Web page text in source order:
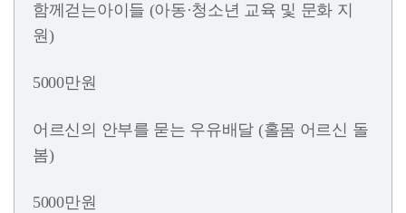
함께걷는아이들 (아동·청소년 교육 및 문화 지
원)
5000만원
어르신의 안부를 묻는 우유배달 (홀몸 어르신 돌
봄)
5000만원